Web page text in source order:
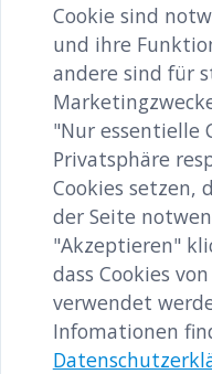
Herunterladen
Bild in voller
INHALTE
Gedenkstätte
Verein
Cookie sind
und ihre
andere sind für
"Nur essentielle
Privatsphäre
Cookies setzen,
der Seite
"Akzeptieren"
dass Cookies
verwendet
Infomationen